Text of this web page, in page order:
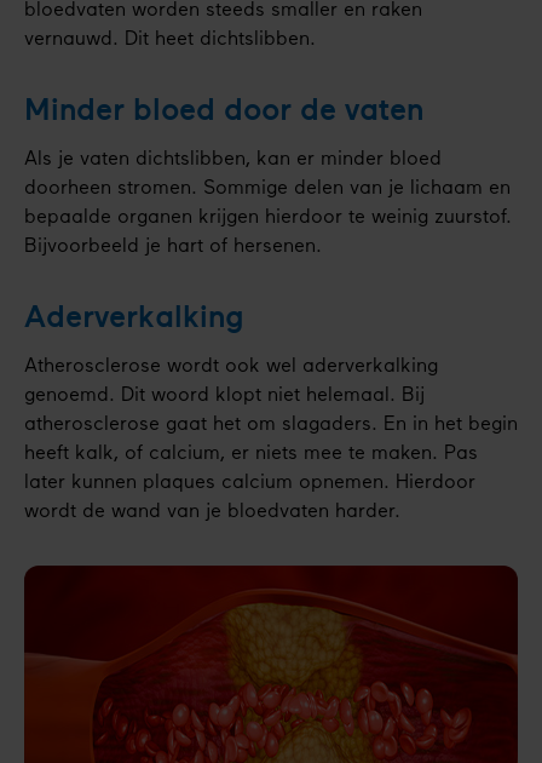
bloedvaten worden steeds smaller en raken
vernauwd. Dit heet dichtslibben.
Minder bloed door de vaten
Als je vaten dichtslibben, kan er minder bloed
doorheen stromen. Sommige delen van je lichaam en
bepaalde organen krijgen hierdoor te weinig zuurstof.
Bijvoorbeeld je hart of hersenen.
Aderverkalking
Atherosclerose wordt ook wel aderverkalking
genoemd. Dit woord klopt niet helemaal. Bij
atherosclerose gaat het om slagaders. En in het begin
heeft kalk, of calcium, er niets mee te maken. Pas
later kunnen plaques calcium opnemen. Hierdoor
wordt de wand van je bloedvaten harder.